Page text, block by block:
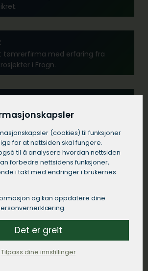
tømrerfirma med erfaring fra
i Frogn.
i Frogn som kommuniserer
raskt på dine
i Frogn kommer med en
skal utføres, materialer som skal
og betalingsbetingelser.
(cookies) til funksjoner
for at nettsiden skal fungere.
til å analysere hvordan nettsiden
forbedre nettsidens funksjoner,
i takt med endringer i brukernes
og kan oppdatere dine
Det er greit
Tilpass dine innstillinger